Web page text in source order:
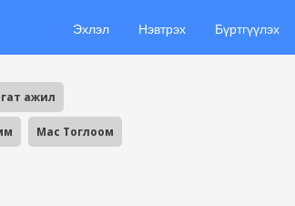
Эхлэл Нэвтрэх Бүртгүүлэх
ажил
Mac Тоглоом